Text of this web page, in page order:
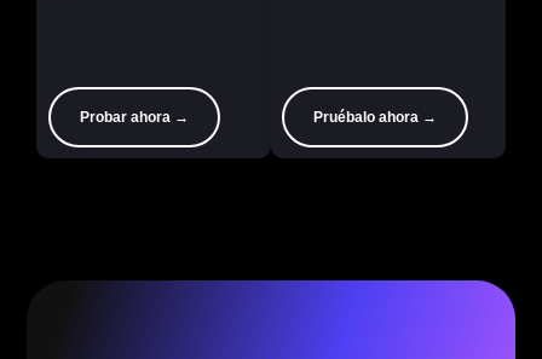
Probar ahora → Pruébalo ahora →